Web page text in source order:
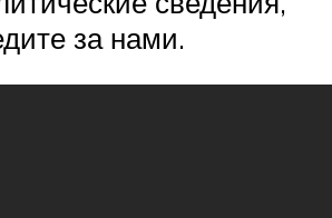
за нами.